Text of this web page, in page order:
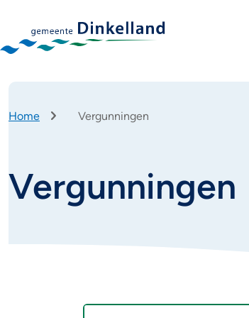
Kruimelpad
Home Vergunningen
Vergunningen
Vergunningen
Onderwerpen